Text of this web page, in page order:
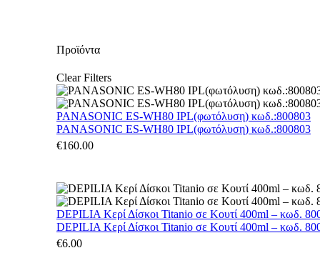
Προϊόντα
Clear Filters
PANASONIC ES-WH80 IPL(φωτόλυση) κωδ.:800803
PANASONIC ES-WH80 IPL(φωτόλυση) κωδ.:800803
€160.00
DEPILIA Κερί Δίσκοι Titanio σε Κουτί 400ml – κωδ.
DEPILIA Κερί Δίσκοι Titanio σε Κουτί 400ml – κωδ.
€6.00